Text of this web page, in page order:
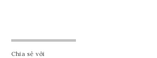
Chia sẻ với